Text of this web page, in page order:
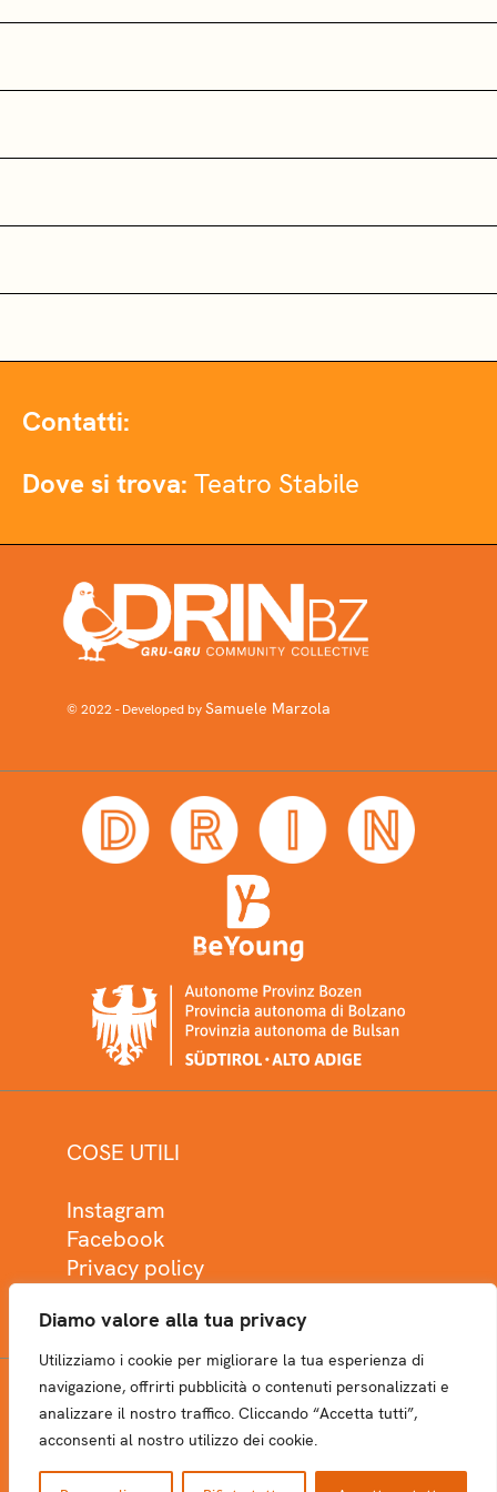
Diamo valore alla tua privacy
Utilizziamo i cookie per migliorare la tua esperienza di
navigazione, offrirti pubblicità o contenuti personalizzati e
analizzare il nostro traffico. Cliccando “Accetta tutti”,
acconsenti al nostro utilizzo dei cookie.
Contatti:
Dove si trova: Teatro Stabile
© 2022 - Developed bySamuele Marzola
COSE UTILI
Instagram
Facebook
Privacy policy
NEWSLETTER